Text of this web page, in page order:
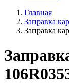
Главная
Заправка
Заправка